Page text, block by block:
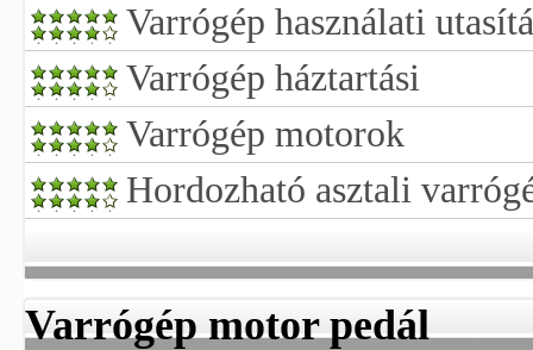
Varrógép használati
Varrógép háztartási
Varrógép motorok
Hordozható asztali
Varrógép motor pedál